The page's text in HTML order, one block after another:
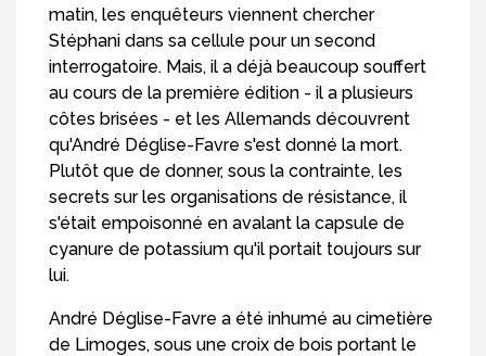
matin, les enquêteurs viennent chercher
Stéphani dans sa cellule pour un second
interrogatoire. Mais, il a déjà beaucoup souffert
au cours de la première édition - il a plusieurs
côtes brisées - et les Allemands découvrent
qu'André Déglise-Favre s'est donné la mort.
Plutôt que de donner, sous la contrainte, les
secrets sur les organisations de résistance, il
s'était empoisonné en avalant la capsule de
cyanure de potassium qu'il portait toujours sur
lui.
André Déglise-Favre a été inhumé au cimetière
de Limoges, sous une croix de bois portant le